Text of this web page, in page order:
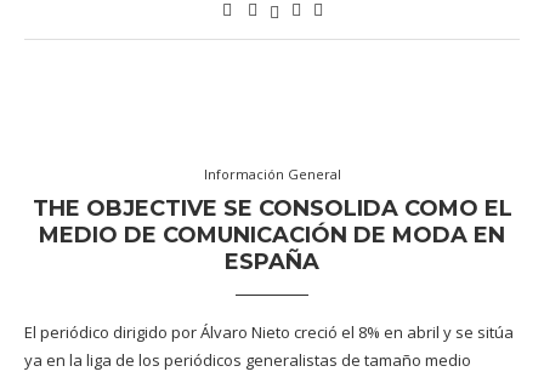
Información General
THE OBJECTIVE SE CONSOLIDA COMO EL
MEDIO DE COMUNICACIÓN DE MODA EN
ESPAÑA
El periódico dirigido por Álvaro Nieto creció el 8% en abril y se sitúa
ya en la liga de los periódicos generalistas de tamaño medio